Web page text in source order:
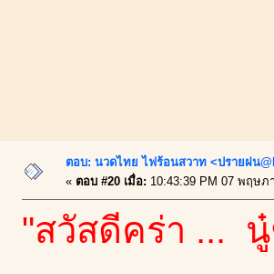
ตอบ: นวดไทย ไฟร้อนสวาท <ปรายฝน
« ตอบ #20 เมื่อ: 10:43:39 PM 07 พฤษภ
"สวัสดีคร่า ...